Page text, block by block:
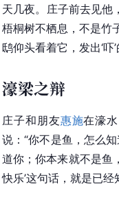
天几夜。庄子前去见他
梧桐树不栖息，不是竹
鸱仰头看着它，发出‘
濠梁之辩
庄子和朋友惠施在濠
说：“你不是鱼，怎么
道你；你本来就不是鱼
快乐’这句话，就是已